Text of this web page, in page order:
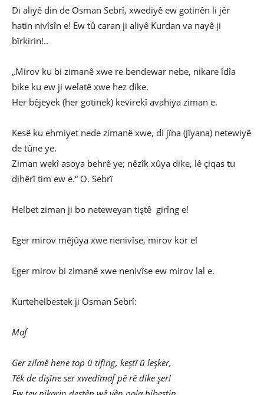
Di aliyê din de Osman Sebrî, xwediyê ew gotinên li jêr
hatin nivîsîn e! Ew tû caran ji aliyê Kurdan va nayê ji
bîrkirin!..
„Mirov ku bi zimanê xwe re bendewar nebe, nikare îdîa
bike ku ew ji welatê xwe hez dike.
Her bêjeyek (her gotinek) kevirekî avahiya ziman e.
Kesê ku ehmiyet nede zimanê xwe, di jîna (Jîyana) netewiyê
de tûne ye.
Ziman wekî asoya behrê ye; nêzîk xûya dike, lê çiqas tu
dihêrî tim ew e.“ O. Sebrî
Helbet ziman ji bo neteweyan tiştê girîng e!
Eger mirov mêjûya xwe nenivîse, mirov kor e!
Eger mirov bi zimanê xwe nenivîse ew mirov lal e.
Kurtehelbestek ji Osman Sebrî:
Maf
Ger zilmê hene top û tifing, keştî û leşker,
Têk de dişîne ser xwedîmaf pê rê dike şer!